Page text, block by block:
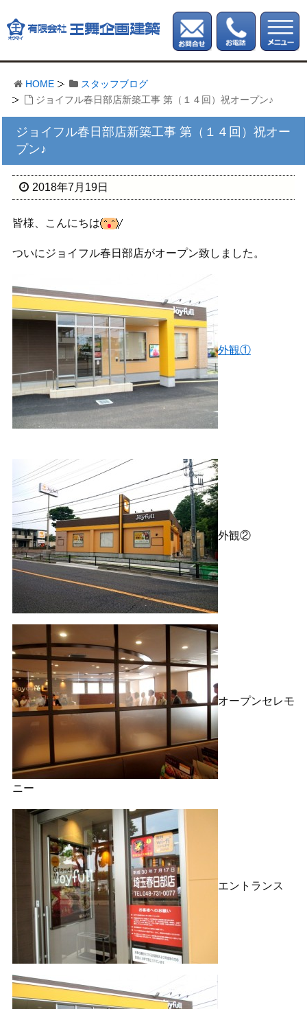
HOME
スタッフブログ
ジョイフル春日部店新築工事 第（１４回）祝オープン♪
ジョイフル春日部店新築工事 第（１４回）祝オー
プン♪
2018年7月19日
皆様、こんにちは
ついにジョイフル春日部店がオープン致しました。
外観①
外観②
オープンセレモ
ニー
エントランス